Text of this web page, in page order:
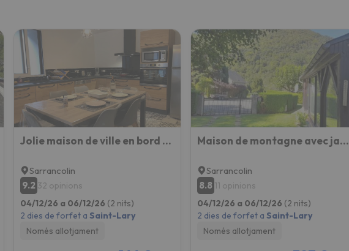
Jolie maison de ville en bord de Neste 8/9 pers
Sarrancolin
9.2 32 opinions
04/12/26 a 06/12/26 (2 nits)
2 dies de forfet a Saint-Lary
Només allotjament
Maison de montagne avec jardin privatif
Sarrancolin
8.8 11 opinions
04/12/26 a 06/12/26 (2 nits)
2 dies de forfet a Saint-Lary
Només allotjament